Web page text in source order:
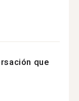
que